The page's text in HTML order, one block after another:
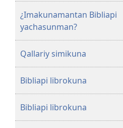
Biblia
¿Imakunamantan Bibliapi
yachasunman?
Qallariy simikuna
Bibliapi librokuna
Bibliapi librokuna